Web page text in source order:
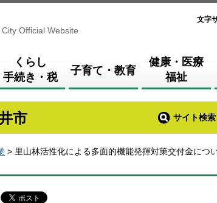
City Official Website
文字
くらし
手続き・税
子育て・教育
健康・医療
福祉
市 サイト検索
> 里山林活性化による多面的機能発揮対策交付金につ